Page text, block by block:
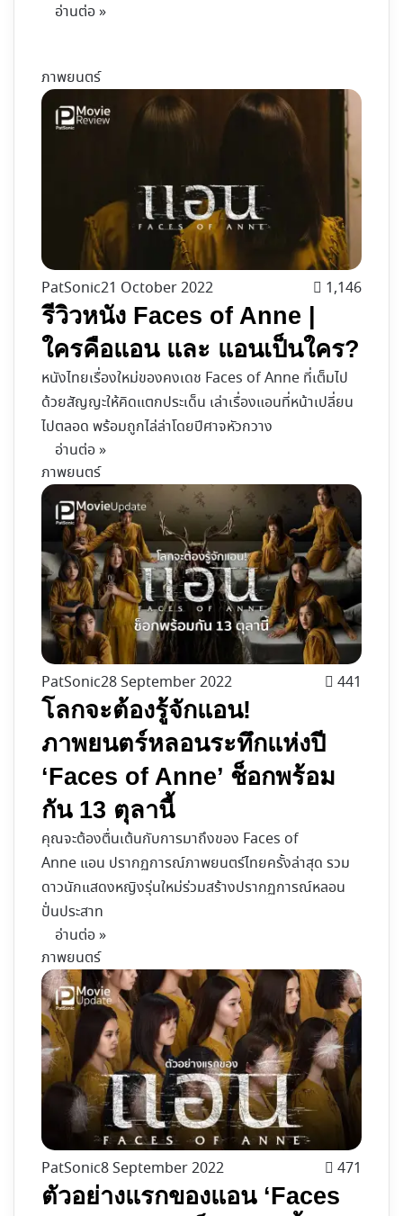
อ่านต่อ »
ภาพยนตร์
PatSonic21 October 2022 1,146
รีวิวหนัง Faces of Anne |
ใครคือแอน และ แอนเป็นใคร?
หนังไทยเรื่องใหม่ของคงเดช Faces of Anne ที่เต็มไป
ด้วยสัญญะให้คิดแตกประเด็น เล่าเรื่องแอนที่หน้าเปลี่ยน
ไปตลอด พร้อมถูกไล่ล่าโดยปีศาจหัวกวาง
อ่านต่อ »
ภาพยนตร์
PatSonic28 September 2022 441
โลกจะต้องรู้จักแอน!
ภาพยนตร์หลอนระทึกแห่งปี
‘Faces of Anne’ ช็อกพร้อม
กัน 13 ตุลานี้
คุณจะต้องตื่นเต้นกับการมาถึงของ Faces of
Anne แอน ปรากฏการณ์ภาพยนตร์ไทยครั้งล่าสุด รวม
ดาวนักแสดงหญิงรุ่นใหม่ร่วมสร้างปรากฏการณ์หลอน
ปั่นประสาท
อ่านต่อ »
ภาพยนตร์
PatSonic8 September 2022 471
ตัวอย่างแรกของแอน ‘Faces